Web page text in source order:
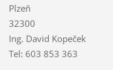
Plzeň
32300
Ing. David Kopeček
Tel: 603 853 363